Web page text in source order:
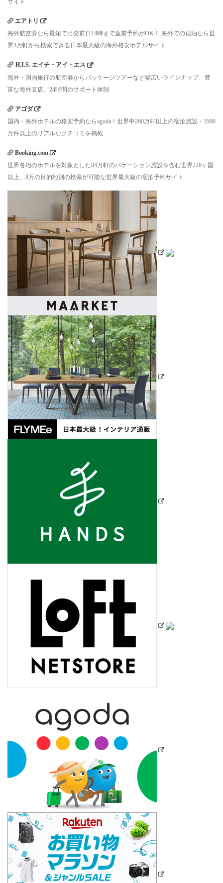
サイト
エアトリ
海外航空券なら最短で出発前日14時まで直前予約がOK！ 海外での宿泊なら世
界3万軒から検索できる日本最大級の海外格安ホテルサイト
H.I.S. エイチ・アイ・エス
海外・国内旅行の航空券からパッケージツアーなど幅広いラインナップ、豊
富な海外支店、24時間のサポート体制
アゴダ
国内・海外ホテルの格安予約ならagoda！世界中260万軒以上の宿泊施設・3500
万件以上のリアルなクチコミを掲載
Booking.com
世界各地のホテルを対象とした84万軒のバケーション施設を含む世界220ヶ国
以上、8万の目的地別の検索が可能な世界最大級の宿泊予約サイト